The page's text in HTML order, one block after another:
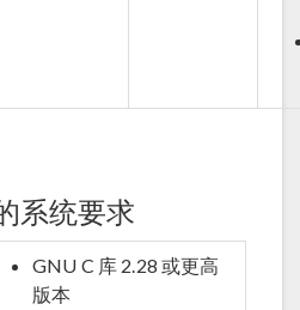
系统要求
GNU C 库 2.28 或更高
版本